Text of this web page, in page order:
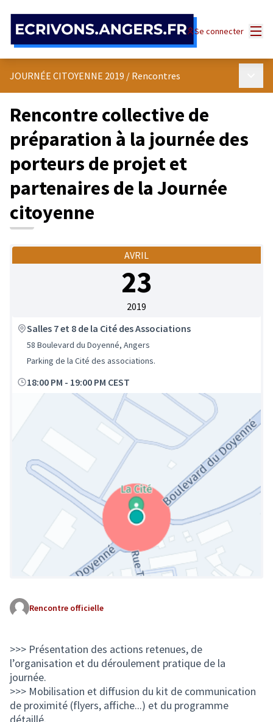
Se connecter
JOURNÉE CITOYENNE 2019 / Rencontres
Rencontre collective de
préparation à la journée des
porteurs de projet et
partenaires de la Journée
citoyenne
AVRIL
23
2019
Salles 7 et 8 de la Cité des Associations
58 Boulevard du Doyenné, Angers
Parking de la Cité des associations.
18:00 PM - 19:00 PM CEST
(Lien externe)
Rencontre officielle
>>> Présentation des actions retenues, de
l’organisation et du déroulement pratique de la
journée.
>>> Mobilisation et diffusion du kit de communication
de proximité (flyers, affiche...) et du programme